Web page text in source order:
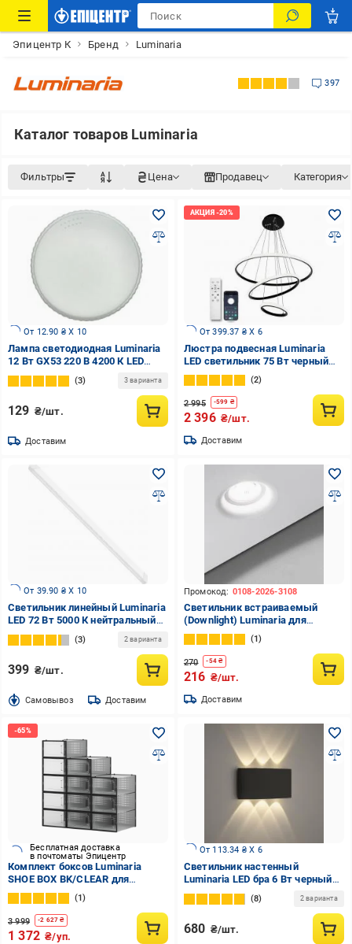
Эпицентр К Бренд Luminaria
397
Каталог товаров Luminaria
Фильтры Цена Продавец Категория
От 12.90 ₴ X 10
Лампа светодиодная Luminaria
12 Вт GX53 220 В 4200 К LED
GX53 12W 4200K
3 3 варианта
129 ₴/шт.
Доставим
От 399.37 ₴ X 6
Люстра подвесная Luminaria
LED светильник 75 Вт черный
JULIE 75W 3R BLACK
2
2 995 -599 ₴
2 396 ₴/шт.
Доставим
От 39.90 ₴ X 10
Светильник линейный Luminaria
LED 72 Вт 5000 К нейтральный
LM-72W PROMO 5000K
3 2 варианта
399 ₴/шт.
Cамовывоз Доставим
Промокод: 0108-2026-3108
Светильник встраиваемый
(Downlight) Luminaria для
натяжных потолков GU10 СВ16
ORB GU10
1
270 -54 ₴
216 ₴/шт.
Доставим
Бесплатная доставка
в почтоматы Эпицентр
Комплект боксов Luminaria
SHOE BOX BK/CLEAR для
хранения обуви S 12 шт.
(22873989)
1
3 999 -2 627 ₴
1 372 ₴/уп.
От 113.34 ₴ X 6
Светильник настенный
Luminaria LED бра 6 Вт черный
LINZA 6W BLACK
8 2 варианта
680 ₴/шт.